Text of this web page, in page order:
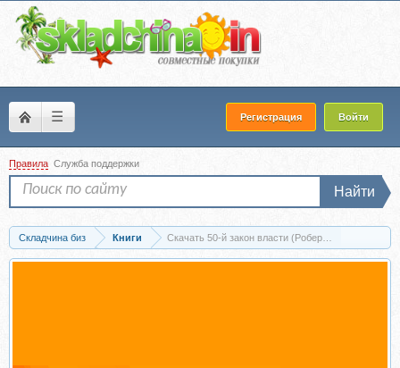
☰ Регистрация Войти
Правила Служба поддержки
Найти
Складчина биз Книги Скачать 50-й закон власти (Роберт Грин, 50 Cent)